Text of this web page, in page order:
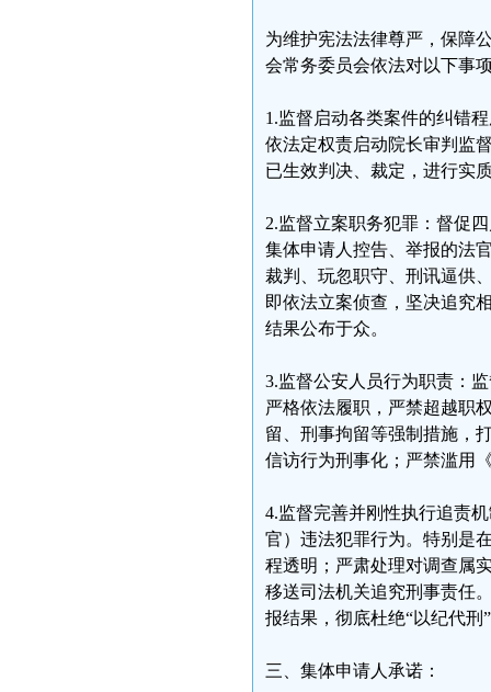
为维护宪法法律尊严，保障
会常务委员会依法对以下事
1.监督启动各类案件的纠错
依法定权责启动院长审判监
已生效判决、裁定，进行实
2.监督立案职务犯罪：督促
集体申请人控告、举报的法
裁判、玩忽职守、刑讯逼供
即依法立案侦查，坚决追究
结果公布于众。
3.监督公安人员行为职责：
严格依法履职，严禁超越职
留、刑事拘留等强制措施，
信访行为刑事化；严禁滥用
4.监督完善并刚性执行追责
官）违法犯罪行为。特别是
程透明；严肃处理对调查属
移送司法机关追究刑事责任
报结果，彻底杜绝“以纪代刑
三、集体申请人承诺：